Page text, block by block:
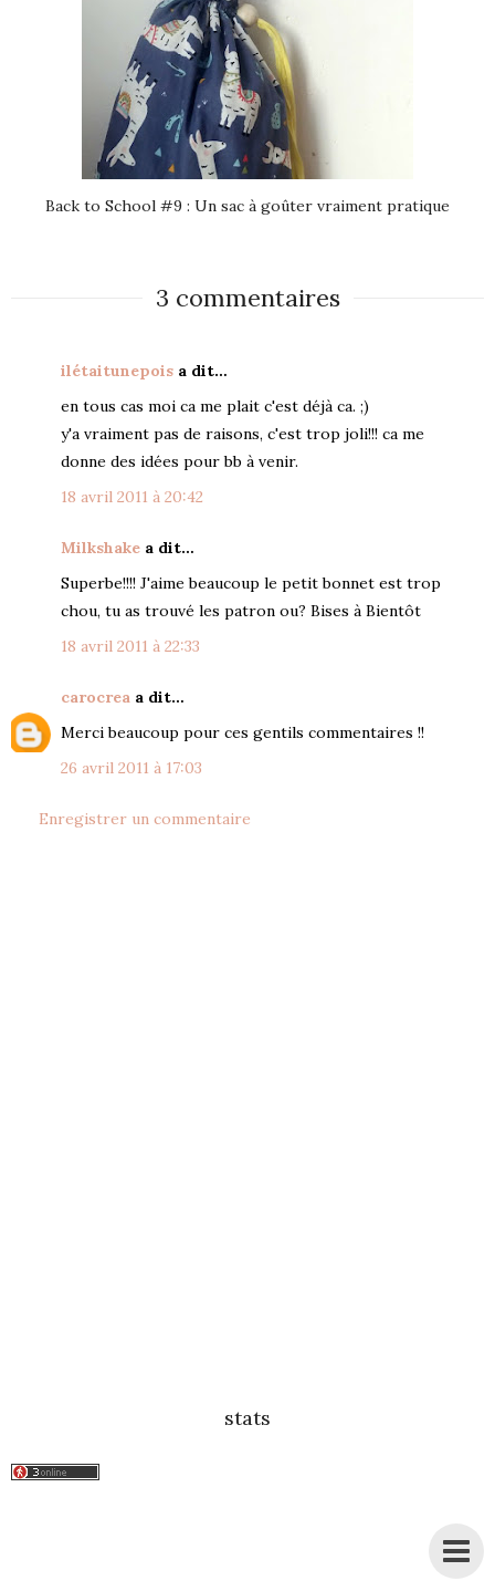
Back to School #9 : Un sac à goûter vraiment pratique
3 commentaires
ilétaitunepois a dit…
en tous cas moi ca me plait c'est déjà ca. ;)
y'a vraiment pas de raisons, c'est trop joli!!! ca me
donne des idées pour bb à venir.
18 avril 2011 à 20:42
Milkshake a dit…
Superbe!!!! J'aime beaucoup le petit bonnet est trop
chou, tu as trouvé les patron ou? Bises à Bientôt
18 avril 2011 à 22:33
carocrea a dit…
Merci beaucoup pour ces gentils commentaires !!
26 avril 2011 à 17:03
Enregistrer un commentaire
stats